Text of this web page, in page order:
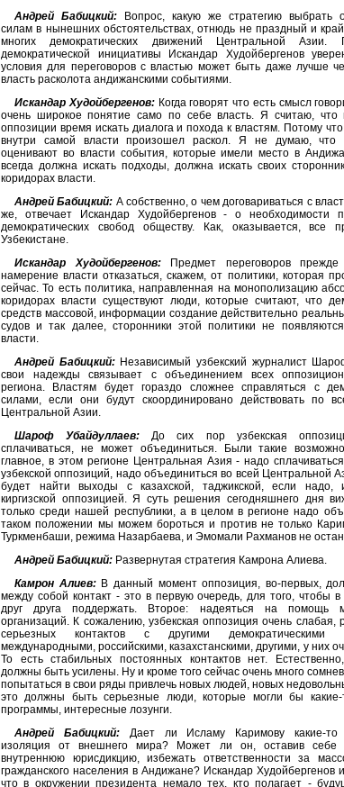
Андрей Бабицкий: Вопрос, какую же стратегию выбрать
силам в нынешних обстоятельствах, отнюдь не праздный и
многих демократических движений Центральной Азии.
демократической инициативы Искандар Худойбергенов
условия для переговоров с властью может быть даже лучше
власть расколота андижанскими событиями.
Искандар Худойбергенов:Когда говорят что есть смысл
очень широкое понятие само по себе власть. Я считаю, что
оппозиции время искать диалога и похода к властям. Потому
внутри самой власти произошел раскол. Я не думаю, что
оценивают во власти события, которые имели место в
всегда должна искать подходы, должна искать своих
коридорах власти.
Андрей Бабицкий: А собственно, о чем договариваться с
же, отвечает Искандар Худойбергенов - о необходимости
демократических свобод обществу. Как, оказывается, все
Узбекистане.
Искандар Худойбергенов:Предмет переговоров
намерение власти отказаться, скажем, от политики, которая
сейчас. То есть политика, направленная на монополизацию
коридорах власти существуют люди, которые считают, что
средств массовой, информации создание действительно
судов и так далее, сторонники этой политики не
власти.
Андрей Бабицкий:Независимый узбекский журналист
свои надежды связывает с объединением всех
региона. Властям будет гораздо сложнее справляться с
силами, если они будут скоординировано действовать по
Центральной Азии.
Шароф Убайдуллаев: До сих пор узбекская
сплачиваться, не может объединиться. Были такие
главное, в этом регионе Центральная Азия - надо
узбекской оппозиций, надо объединиться во всей Центральной
будет найти выходы с казахской, таджикской, если надо, и
киргизской оппозицией. Я суть решения сегодняшнего дня
только среди нашей республики, а в целом в регионе надо
таком положении мы можем бороться и против не только
Туркменбаши, режима Назарбаева, и Эмомали Рахманов не
Андрей Бабицкий: Развернутая стратегия Камрона Алиева.
Камрон Алиев:В данный момент оппозиция, во-первых,
между собой контакт - это в первую очередь, для того, чтобы
друг друга поддержать. Второе: надеяться на помощь
организаций. К сожалению, узбекская оппозиция очень слабая,
серьезных контактов с другими демократическими
международными, российскими, казахстанскими, другими, у них
То есть стабильных постоянных контактов нет.
должны быть усилены. Ну и кроме того сейчас очень много
попытаться в свои ряды привлечь новых людей, новых
это должны быть серьезные люди, которые могли бы какие-
программы, интересные лозунги.
Андрей Бабицкий:Дает ли Исламу Каримову какие-то
изоляция от внешнего мира? Может ли он, оставив себе
внутреннюю юрисдикцию, избежать ответственности за
гражданского населения в Андижане? Искандар Худойбергенов и
что в окружении президента немало тех, кто полагает -